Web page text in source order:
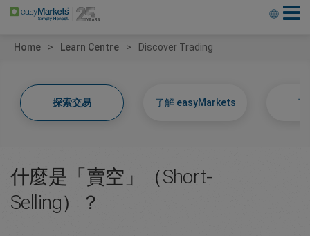
Home Learn Centre Discover Trading
探索交易 了解 easyMarkets 了
什麼是「賣空」（Short-
Selling）？